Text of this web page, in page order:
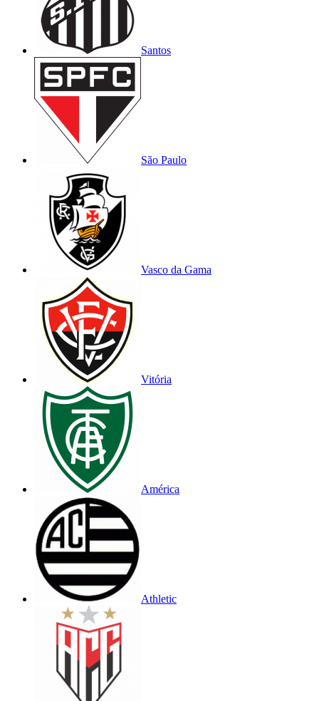
Santos
São Paulo
Vasco da Gama
Vitória
América
Athletic